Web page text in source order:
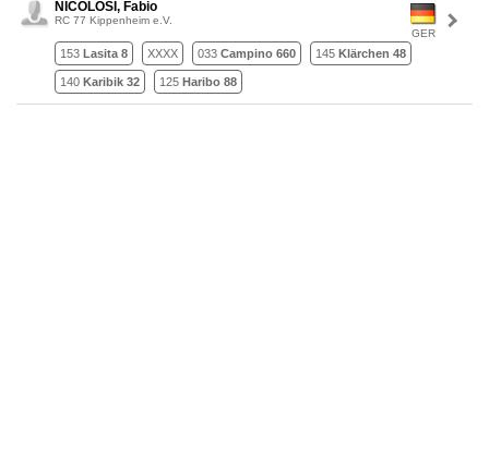
GER
NICOLOSI, Fabio
RC 77 Kippenheim e.V.
153 Lasita 8 XXXX 033 Campino 660 145 Klärchen 48
140 Karibik 32 125 Haribo 88